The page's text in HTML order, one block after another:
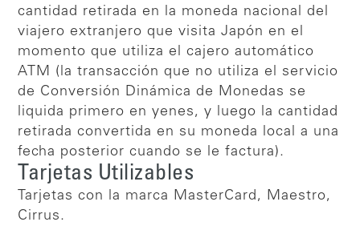
cantidad retirada en la moneda nacional del
viajero extranjero que visita Japón en el
momento que utiliza el cajero automático
ATM (la transacción que no utiliza el servicio
de Conversión Dinámica de Monedas se
liquida primero en yenes, y luego la cantidad
retirada convertida en su moneda local a una
fecha posterior cuando se le factura).
Tarjetas Utilizables
Tarjetas con la marca MasterCard, Maestro,
Cirrus.